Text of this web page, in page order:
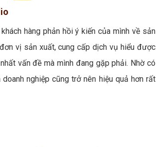
hàng phản hồi ý kiến của mình về sản
vị sản xuất, cung cấp dịch vụ hiểu được
vấn đề mà mình đang gặp phải. Nhờ có
nghiệp cũng trở nên hiệu quả hơn rất